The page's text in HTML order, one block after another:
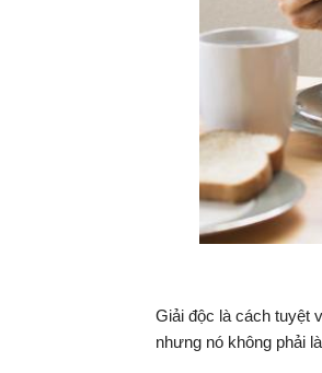
Giải độc là cách tuyệt
nhưng nó không phải